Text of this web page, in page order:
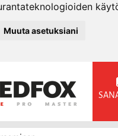
Muuta asetuksiani